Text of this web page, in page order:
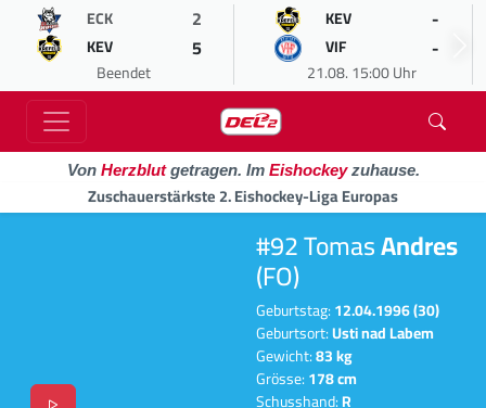
ECK 2
KEV 5
Beendet
KEV -
VIF -
21.08. 15:00 Uhr
Von Herzblutgetragen. Im Eishockeyzuhause.
Zuschauerstärkste 2. Eishockey-Liga Europas
#92 TomasAndres
(FO)
Geburtstag:12.04.1996 (30)
Geburtsort:Usti nad Labem
Gewicht:83 kg
Grösse:178 cm
Schusshand:R